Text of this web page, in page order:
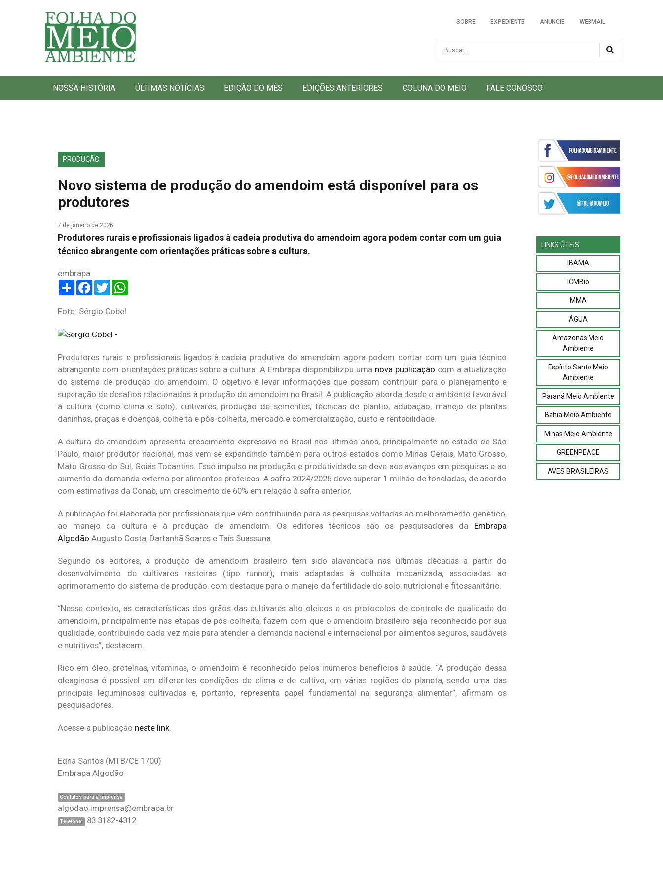
Folha do Meio Ambiente
SOBRE EXPEDIENTE ANUNCIE WEBMAIL
Busca
NOSSA HISTÓRIA ÚLTIMAS NOTÍCIAS EDIÇÃO DO MÊS EDIÇÕES ANTERIORES COLUNA DO MEIO FALE CONOSCO
PRODUÇÃO
Novo sistema de produção do amendoim está disponível para os
produtores
7 de janeiro de 2026
Produtores rurais e profissionais ligados à cadeia produtiva do amendoim agora podem contar com um guia
técnico abrangente com orientações práticas sobre a cultura.
embrapa
ShareFacebook
Twitter
Foto: Sérgio Cobel
Produtores rurais e profissionais ligados à cadeia produtiva do amendoim agora podem contar com um guia técnico
abrangente com orientações práticas sobre a cultura. A Embrapa disponibilizou uma nova publicação com a atualização
do sistema de produção do amendoim. O objetivo é levar informações que possam contribuir para o planejamento e
superação de desafios relacionados à produção de amendoim no Brasil. A publicação aborda desde o ambiente favorável
à cultura (como clima e solo), cultivares, produção de sementes, técnicas de plantio, adubação, manejo de plantas
daninhas, pragas e doenças, colheita e pós-colheita, mercado e comercialização, custo e rentabilidade.
A cultura do amendoim apresenta crescimento expressivo no Brasil nos últimos anos, principalmente no estado de São
Paulo, maior produtor nacional, mas vem se expandindo também para outros estados como Minas Gerais, Mato Grosso,
Mato Grosso do Sul, Goiás Tocantins. Esse impulso na produção e produtividade se deve aos avanços em pesquisas e ao
aumento da demanda externa por alimentos proteicos. A safra 2024/2025 deve superar 1 milhão de toneladas, de acordo
com estimativas da Conab, um crescimento de 60% em relação à safra anterior.
A publicação foi elaborada por profissionais que vêm contribuindo para as pesquisas voltadas ao melhoramento genético,
ao manejo da cultura e à produção de amendoim. Os editores técnicos são os pesquisadores da Embrapa
Algodão Augusto Costa, Dartanhã Soares e Taís Suassuna.
Segundo os editores, a produção de amendoim brasileiro tem sido alavancada nas últimas décadas a partir do
desenvolvimento de cultivares rasteiras (tipo runner), mais adaptadas à colheita mecanizada, associadas ao
aprimoramento do sistema de produção, com destaque para o manejo da fertilidade do solo, nutricional e fitossanitário.
“Nesse contexto, as características dos grãos das cultivares alto oleicos e os protocolos de controle de qualidade do
amendoim, principalmente nas etapas de pós-colheita, fazem com que o amendoim brasileiro seja reconhecido por sua
qualidade, contribuindo cada vez mais para atender a demanda nacional e internacional por alimentos seguros, saudáveis
e nutritivos”, destacam.
Rico em óleo, proteínas, vitaminas, o amendoim é reconhecido pelos inúmeros benefícios à saúde. “A produção dessa
oleaginosa é possível em diferentes condições de clima e de cultivo, em várias regiões do planeta, sendo uma das
principais leguminosas cultivadas e, portanto, representa papel fundamental na segurança alimentar”, afirmam os
pesquisadores.
Acesse a publicação neste link.
Edna Santos (MTB/CE 1700)
Embrapa Algodão
Contatos para a imprensa
algodao.imprensa@embrapa.br
Telefone: 83 3182-4312
LINKS ÚTEIS
IBAMA
ICMBio
MMA
ÁGUA
Amazonas Meio
Ambiente
Espírito Santo Meio
Ambiente
Paraná Meio Ambiente
Bahia Meio Ambiente
Minas Meio Ambiente
GREENPEACE
AVES BRASILEIRAS